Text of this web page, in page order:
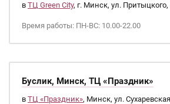
в ТЦ Green City, г. Минск, ул. Притыцкого,
Время работы: ПН-ВС: 10.00-22.00
Буслик, Минск, ТЦ «Праздник»
в ТЦ «Праздник», Минск, ул.